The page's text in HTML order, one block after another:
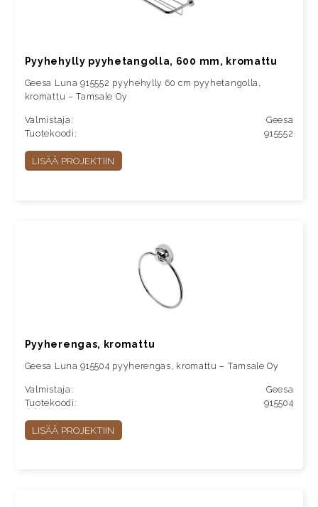
Pyyhehylly pyyhetangolla, 600 mm, kromattu
Geesa Luna 915552 pyyhehylly 60 cm pyyhetangolla,
kromattu – Tamsale Oy
Valmistaja:
Geesa
Tuotekoodi:
915552
LISÄÄ PROJEKTIIN
Pyyherengas, kromattu
Geesa Luna 915504 pyyherengas, kromattu – Tamsale Oy
Valmistaja:
Geesa
Tuotekoodi:
915504
LISÄÄ PROJEKTIIN